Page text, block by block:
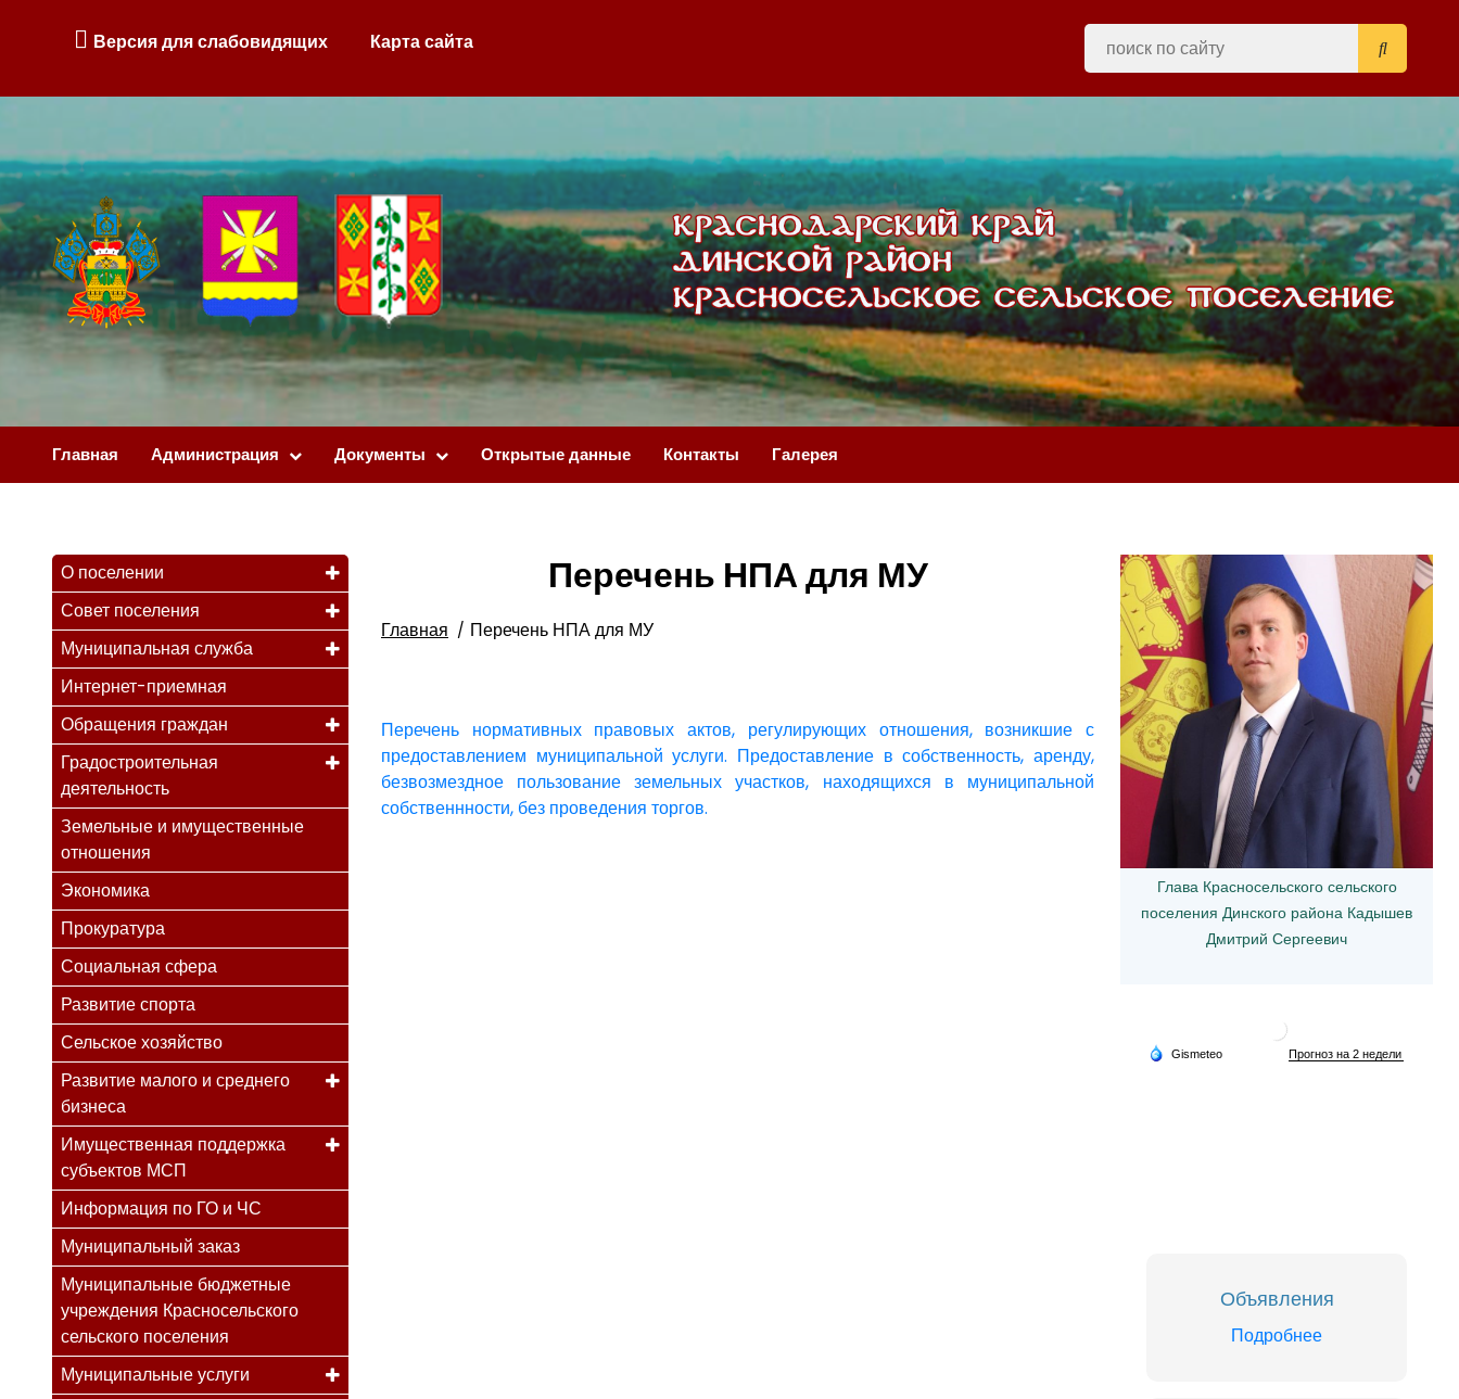
Версия для слабовидящих Карта сайта
Главная Администрация Документы Открытые данные Контакты Галерея
О поселении
Совет поселения
Муниципальная служба
Интернет-приемная
Обращения граждан
Градостроительная
деятельность
Земельные и имущественные
отношения
Экономика
Прокуратура
Социальная сфера
Развитие спорта
Сельское хозяйство
Развитие малого и среднего
бизнеса
Имущественная поддержка
субъектов МСП
Информация по ГО и ЧС
Муниципальный заказ
Муниципальные бюджетные
учреждения Красносельского
сельского поселения
Муниципальные услуги
Перечень НПА для МУ
Главная Перечень НПА для МУ
Перечень нормативных правовых актов, регулирующих отношения, возникшие с
предоставлением муниципальной услуги. Предоставление в собственность, аренду,
безвозмездное пользование земельных участков, находящихся в муниципальной
собственнности, без проведения торгов.
Глава Красносельского сельского
поселения Динского района Кадышев
Дмитрий Сергеевич
Объявления
Подробнее